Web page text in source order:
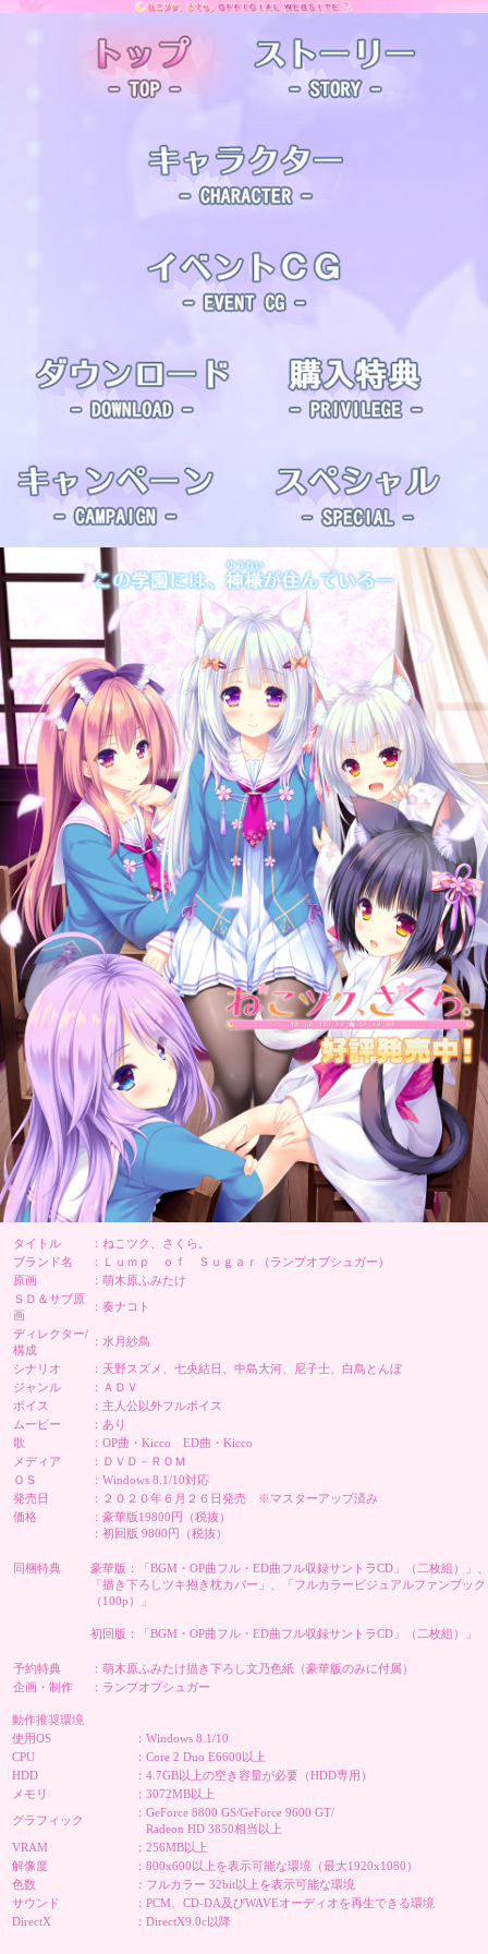
タイトル
：ねこツク、さくら。
ブランド名
：Ｌｕｍｐ ｏｆ Ｓｕｇａｒ（ランプオブシュガー）
原画
：萌木原ふみたけ
ＳＤ＆サブ原
画
：奏ナコト
ディレクター/
構成
：水月紗鳥
シナリオ
：天野スズメ、七央結日、中島大河、尼子士、白鳥とんぼ
ジャンル
：ＡＤＶ
ボイス
：主人公以外フルボイス
ムービー
：あり
歌
：OP曲・Kicco ED曲・Kicco
メディア
：ＤＶＤ－ＲＯＭ
ＯＳ
：Windows 8.1/10対応
発売日
：２０２０年６月２６日発売 ※マスターアップ済み
価格
：豪華版19800円（税抜）
：初回版 9800円（税抜）
同梱特典
豪華版：「BGM・OP曲フル・ED曲フル収録サントラCD」（二枚組）」、
「描き下ろしツキ抱き枕カバー」、「フルカラービジュアルファンブック
（100p）」
初回版：「BGM・OP曲フル・ED曲フル収録サントラCD」（二枚組）」
予約特典
：萌木原ふみたけ描き下ろし文乃色紙（豪華版のみに付属）
企画・制作
：ランプオブシュガー
動作推奨環境
使用OS
：Windows 8.1/10
CPU
：Core 2 Duo E6600以上
HDD
：4.7GB以上の空き容量が必要（HDD専用）
メモリ
：3072MB以上
グラフィック
：GeForce 8800 GS/GeForce 9600 GT/
Radeon HD 3850相当以上
VRAM
：256MB以上
解像度
：800x600以上を表示可能な環境（最大1920x1080）
色数
：フルカラー 32bit以上を表示可能な環境
サウンド
：PCM、CD-DA及びWAVEオーディオを再生できる環境
DirectX
：DirectX9.0c以降